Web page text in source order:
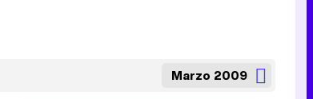
Marzo 2009